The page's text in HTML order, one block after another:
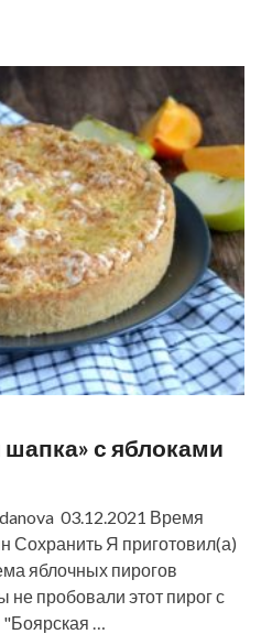
с яблоками
03.12.2021 Время
Сохранить Я приготовил(а)
яблочных пирогов
не пробовали этот пирог с
…